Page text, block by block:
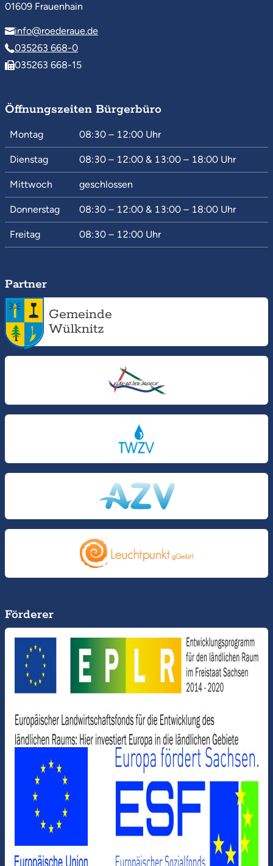
01609 Frauenhain
info@roederaue.de
035263 668-0
035263 668-15
Öffnungszeiten Bürgerbüro
Montag 08:30 – 12:00 Uhr
Dienstag 08:30 – 12:00 & 13:00 – 18:00 Uhr
Mittwoch geschlossen
Donnerstag 08:30 – 12:00 & 13:00 – 18:00 Uhr
Freitag 08:30 – 12:00 Uhr
Partner
Gemeinde
Wülknitz
Förderer